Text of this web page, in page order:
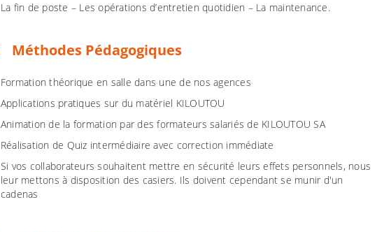
La fin de poste – Les opérations d’entretien quotidien – La maintenance.
Méthodes Pédagogiques
Formation théorique en salle dans une de nos agences
Applications pratiques sur du matériel KILOUTOU
Animation de la formation par des formateurs salariés de KILOUTOU SA
Réalisation de Quiz intermédiaire avec correction immédiate
Si vos collaborateurs souhaitent mettre en sécurité leurs effets personnels, nous
leur mettons à disposition des casiers. Ils doivent cependant se munir d'un
cadenas